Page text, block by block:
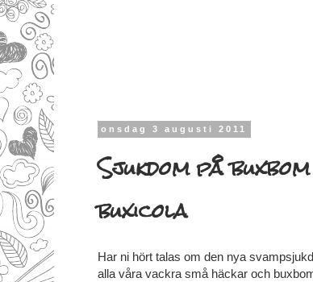
onsdag 3 augusti 2011
Sjukdom på
buxicola
Har ni hört talas om den nya
alla våra vackra små häckar och